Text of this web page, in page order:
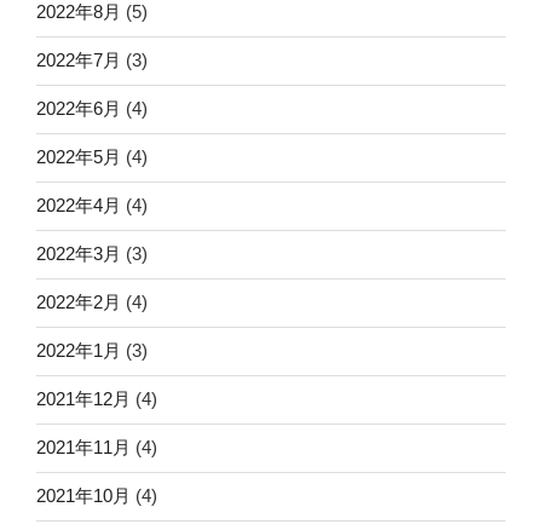
2022年8月 (5)
2022年7月 (3)
2022年6月 (4)
2022年5月 (4)
2022年4月 (4)
2022年3月 (3)
2022年2月 (4)
2022年1月 (3)
2021年12月 (4)
2021年11月 (4)
2021年10月 (4)